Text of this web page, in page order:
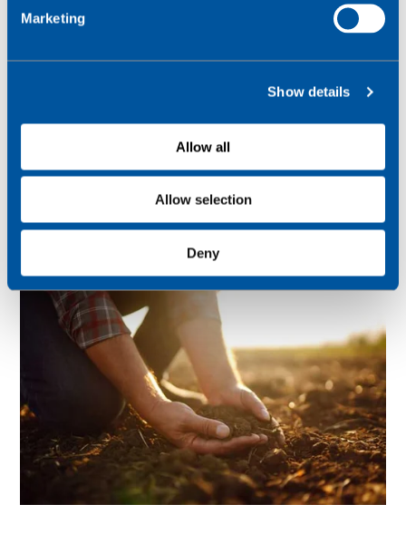
Marketing
Show details
Allow all
Allow selection
Deny